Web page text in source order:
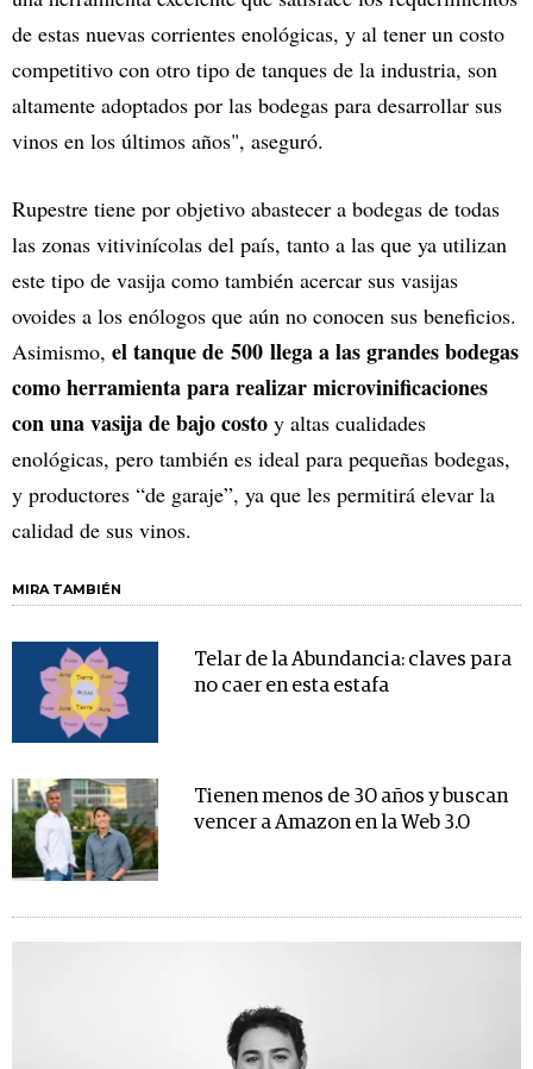
de estas nuevas corrientes enológicas, y al tener un costo
competitivo con otro tipo de tanques de la industria, son
altamente adoptados por las bodegas para desarrollar sus
vinos en los últimos años", aseguró.
Rupestre tiene por objetivo abastecer a bodegas de todas
las zonas vitivinícolas del país, tanto a las que ya utilizan
este tipo de vasija como también acercar sus vasijas
ovoides a los enólogos que aún no conocen sus beneficios.
Asimismo, el tanque de 500 llega a las grandes bodegas
como herramienta para realizar microvinificaciones
con una vasija de bajo costo y altas cualidades
enológicas, pero también es ideal para pequeñas bodegas,
y productores “de garaje”, ya que les permitirá elevar la
calidad de sus vinos.
MIRA TAMBIÉN
Telar de la Abundancia: claves para
no caer en esta estafa
Tienen menos de 30 años y buscan
vencer a Amazon en la Web 3.0